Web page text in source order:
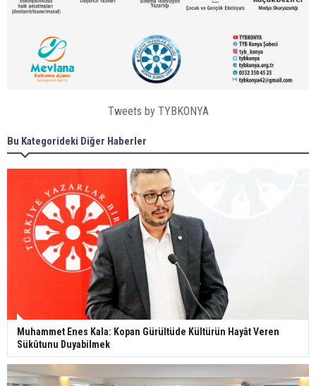
Tweets by TYBKONYA
Bu Kategorideki Diğer Haberler
Muhammet Enes Kala: Kopan Gürültüde Kültürün Hayât Veren
Sükûtunu Duyabilmek